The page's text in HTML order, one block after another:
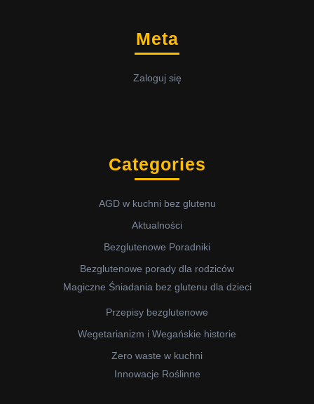
Meta
Zaloguj się
Categories
AGD w kuchni bez glutenu
Aktualności
Bezglutenowe Poradniki
Bezglutenowe porady dla rodziców
Magiczne Śniadania bez glutenu dla dzieci
Przepisy bezglutenowe
Wegetarianizm i Wegańskie historie
Zero waste w kuchni
Innowacje Roślinne